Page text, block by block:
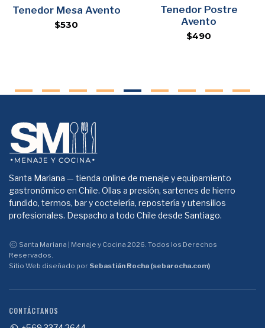
Agregar
Tenedor Mesa Avento
$530
Agregar
Tenedor Postre
Avento
$490
Santa Mariana — tienda online de menaje y equipamiento
gastronómico en Chile. Ollas a presión, sartenes de hierro
fundido, termos, bar y coctelería, repostería y utensilios
profesionales. Despacho a todo Chile desde Santiago.
Santa Mariana | Menaje y Cocina 2026. Todos los Derechos
Reservados.
Sitio Web diseñado por Sebastián Rocha (sebarocha.com)
CONTÁCTANOS